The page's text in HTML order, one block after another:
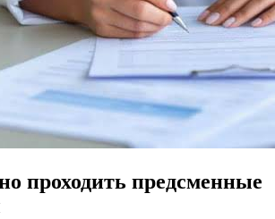
проходить предсменные